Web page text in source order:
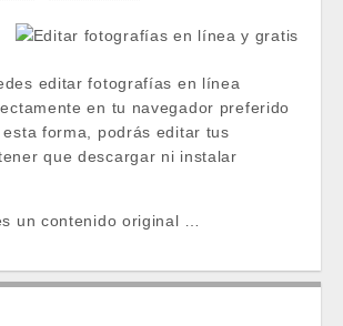
editar fotografías en línea
en tu navegador preferido
forma, podrás editar tus
que descargar ni instalar
un contenido original …